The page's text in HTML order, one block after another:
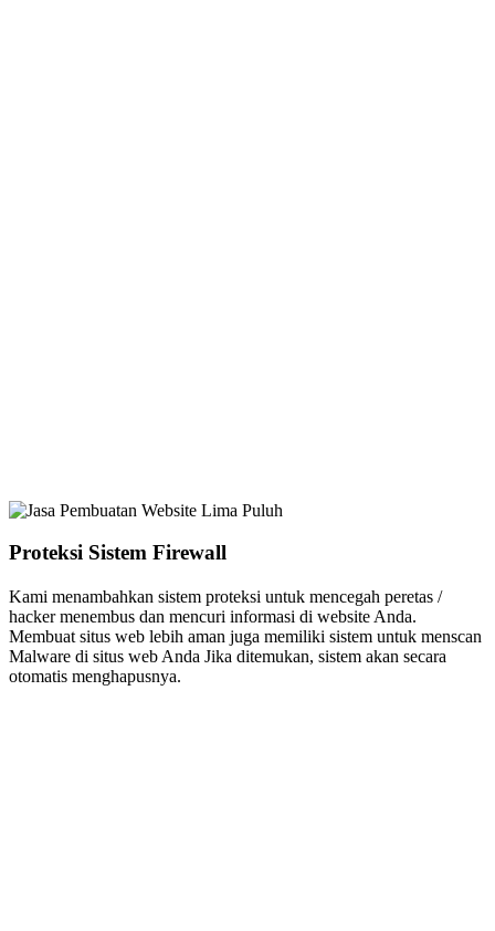
Proteksi Sistem Firewall
Kami menambahkan sistem proteksi untuk mencegah peretas /
hacker menembus dan mencuri informasi di website Anda.
Membuat situs web lebih aman juga memiliki sistem untuk menscan
Malware di situs web Anda Jika ditemukan, sistem akan secara
otomatis menghapusnya.